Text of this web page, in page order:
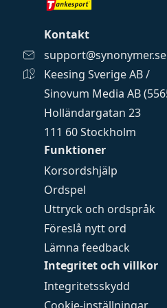
Funktioner
Korsordshjälp
Ordspel
Uttryck och ordspråk
Föreslå nytt ord
Lämna feedback
Integritet och villkor
Integritetsskydd
Kontakt
support@synonymer.se
Keesing Sverige AB /
Sinovum Media AB
Holländargatan 23
111 60 Stockholm